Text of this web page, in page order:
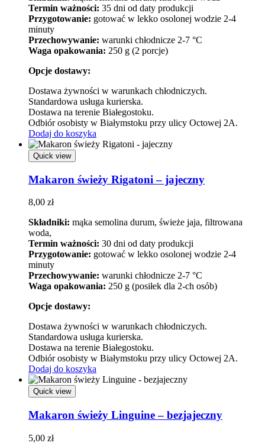
Termin ważności: 35 dni od daty produkcji
Przygotowanie: gotować w lekko osolonej wodzie 2-4
minuty
Przechowywanie: warunki chłodnicze 2-7 °C
Waga opakowania: 250 g (2 porcje)
Opcje dostawy:
Dostawa żywności w warunkach chłodniczych.
Standardowa usługa kurierska.
Dostawa na terenie Białegostoku.
Odbiór osobisty w Białymstoku przy ulicy Octowej 2A.
Dodaj do koszyka
Quick view
Makaron świeży Rigatoni – jajeczny
8,00 zł
Składniki: mąka semolina durum, świeże jaja, filtrowana
woda,
Termin ważności: 30 dni od daty produkcji
Przygotowanie: gotować w lekko osolonej wodzie 2-4
minuty
Przechowywanie: warunki chłodnicze 2-7 °C
Waga opakowania: 250 g (posiłek dla 2-ch osób)
Opcje dostawy:
Dostawa żywności w warunkach chłodniczych.
Standardowa usługa kurierska.
Dostawa na terenie Białegostoku.
Odbiór osobisty w Białymstoku przy ulicy Octowej 2A.
Dodaj do koszyka
Quick view
Makaron świeży Linguine – bezjajeczny
5,00 zł